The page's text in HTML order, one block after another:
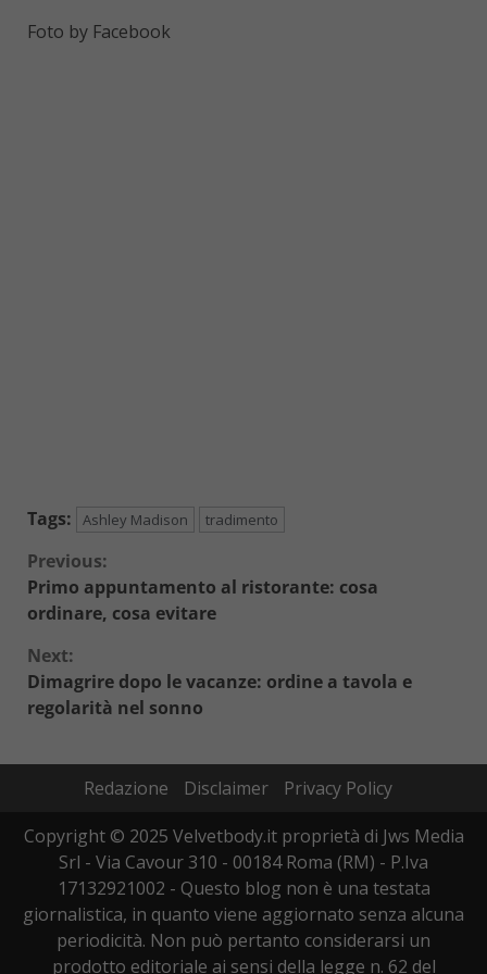
Foto by Facebook
Tags: Ashley Madison tradimento
Continue
Reading
Previous:
Primo appuntamento al ristorante: cosa
ordinare, cosa evitare
Next:
Dimagrire dopo le vacanze: ordine a tavola e
regolarità nel sonno
Redazione Disclaimer
Privacy Policy
Copyright © 2025 Velvetbody.it proprietà di Jws Media
Srl - Via Cavour 310 - 00184 Roma (RM) - P.Iva
17132921002 - Questo blog non è una testata
giornalistica, in quanto viene aggiornato senza alcuna
periodicità. Non può pertanto considerarsi un
prodotto editoriale ai sensi della legge n. 62 del